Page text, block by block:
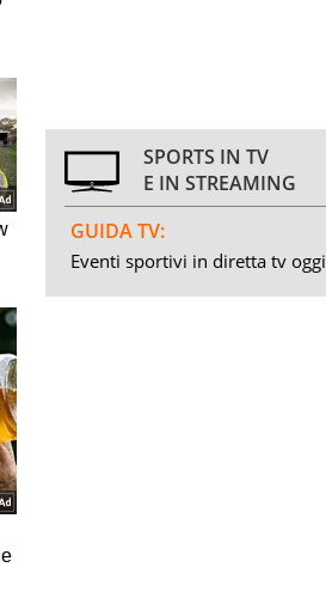
SPORTS IN TV
E IN STREAMING
GUIDA TV:
Eventi sportivi in diretta tv oggi